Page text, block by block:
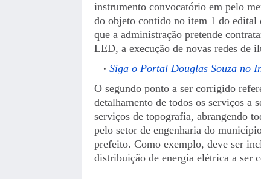
instrumento convocatório em pelo
do objeto contido no item 1 do edital
que a administração pretende
LED, a execução de novas redes de
Siga o Portal Douglas Souza no
O segundo ponto a ser corrigido
detalhamento de todos os serviços a
serviços de topografia, abrangendo
pelo setor de engenharia do
prefeito. Como exemplo, deve ser
distribuição de energia elétrica a ser